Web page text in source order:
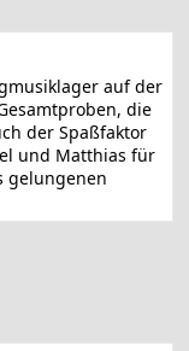
auf der
die
der Spaßfaktor
und Matthias für
gelungenen